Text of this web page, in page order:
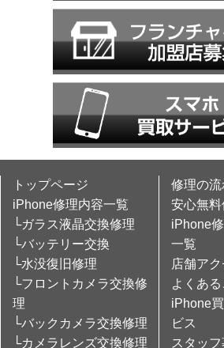
トップページ
iPhone修理内容一覧
└ガラス液晶交換修理
└バッテリー交換
└水没復旧修理
└フロントカメラ交換修
理
└バックカメラ交換修理
└カメラレンズ交換修理
修理の流
安心無料
iPhone
一覧
店舗アク
よくあ
iPhone
ビス
スタッ